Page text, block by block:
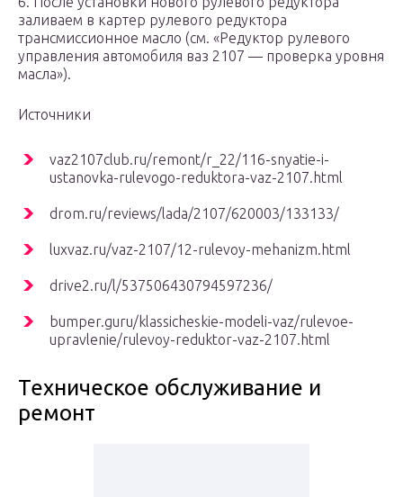
заливаем в картер рулевого редуктора
трансмиссионное масло (см. «Редуктор рулевого
управления автомобиля ваз 2107 — проверка уровня
масла»).
Источники
vaz2107club.ru/remont/r_22/116-snyatie-i-
ustanovka-rulevogo-reduktora-vaz-2107.html
drom.ru/reviews/lada/2107/620003/133133/
luxvaz.ru/vaz-2107/12-rulevoy-mehanizm.html
drive2.ru/l/537506430794597236/
bumper.guru/klassicheskie-modeli-vaz/rulevoe-
upravlenie/rulevoy-reduktor-vaz-2107.html
Техническое обслуживание и
ремонт